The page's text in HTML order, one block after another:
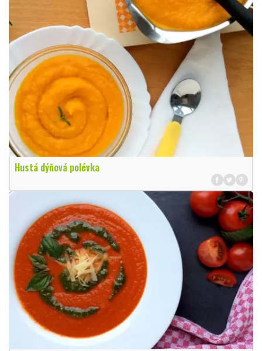
Hustá dýňová polévka